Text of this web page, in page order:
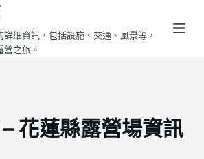
細資訊，包括設施、交通、風景等，
之旅。
花蓮縣露營場資訊